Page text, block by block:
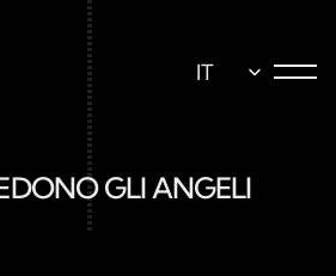
IT
GLI ANGELI